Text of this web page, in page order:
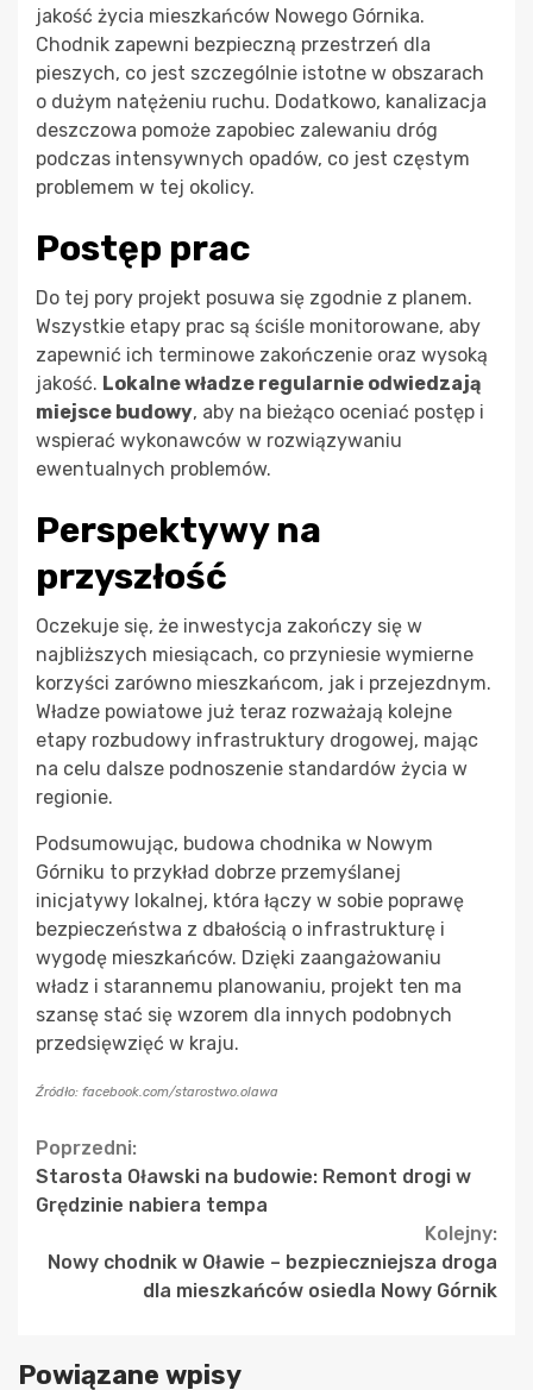
jakość życia mieszkańców Nowego Górnika.
Chodnik zapewni bezpieczną przestrzeń dla
pieszych, co jest szczególnie istotne w obszarach
o dużym natężeniu ruchu. Dodatkowo, kanalizacja
deszczowa pomoże zapobiec zalewaniu dróg
podczas intensywnych opadów, co jest częstym
problemem w tej okolicy.
Postęp prac
Do tej pory projekt posuwa się zgodnie z planem.
Wszystkie etapy prac są ściśle monitorowane, aby
zapewnić ich terminowe zakończenie oraz wysoką
jakość. Lokalne władze regularnie odwiedzają
miejsce budowy, aby na bieżąco oceniać postęp i
wspierać wykonawców w rozwiązywaniu
ewentualnych problemów.
Perspektywy na
przyszłość
Oczekuje się, że inwestycja zakończy się w
najbliższych miesiącach, co przyniesie wymierne
korzyści zarówno mieszkańcom, jak i przejezdnym.
Władze powiatowe już teraz rozważają kolejne
etapy rozbudowy infrastruktury drogowej, mając
na celu dalsze podnoszenie standardów życia w
regionie.
Podsumowując, budowa chodnika w Nowym
Górniku to przykład dobrze przemyślanej
inicjatywy lokalnej, która łączy w sobie poprawę
bezpieczeństwa z dbałością o infrastrukturę i
wygodę mieszkańców. Dzięki zaangażowaniu
władz i starannemu planowaniu, projekt ten ma
szansę stać się wzorem dla innych podobnych
przedsięwzięć w kraju.
Źródło: facebook.com/starostwo.olawa
Continue
Reading
Poprzedni:
Starosta Oławski na budowie: Remont drogi w
Grędzinie nabiera tempa
Kolejny:
Nowy chodnik w Oławie – bezpieczniejsza droga
dla mieszkańców osiedla Nowy Górnik
Powiązane wpisy